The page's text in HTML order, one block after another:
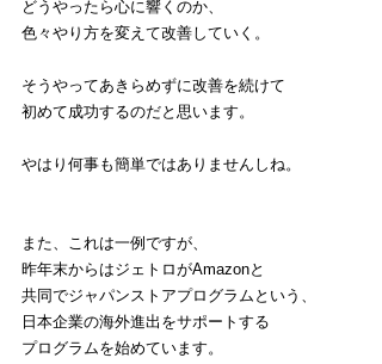
どうやったら心に響くのか、
色々やり方を変えて改善していく。
そうやってあきらめずに改善を続けて
初めて成功するのだと思います。
やはり何事も簡単ではありませんしね。
また、これは一例ですが、
昨年末からはジェトロがAmazonと
共同でジャパンストアプログラムという、
日本企業の海外進出をサポートする
プログラムを始めています。